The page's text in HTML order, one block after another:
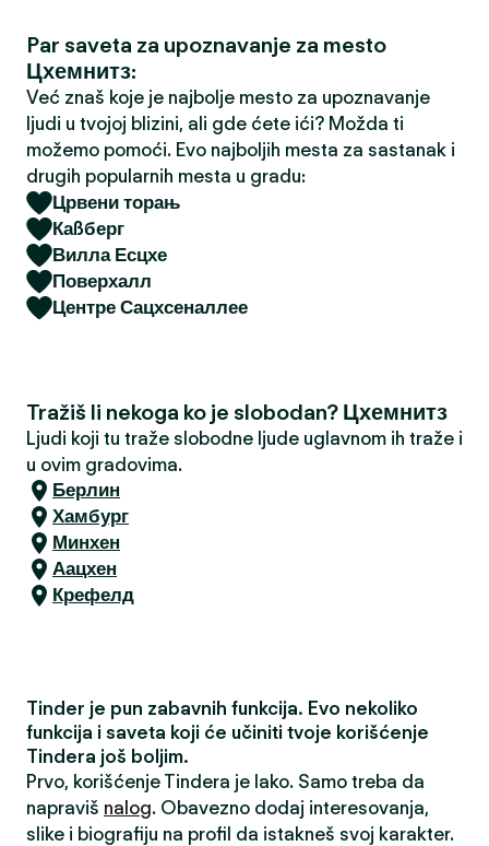
a
Par saveta za upoznavanje za mesto
Цхемнитз:
Već znaš koje je najbolje mesto za upoznavanje
ljudi u tvojoj blizini, ali gde ćete ići? Možda ti
možemo pomoći. Evo najboljih mesta za sastanak i
drugih popularnih mesta u gradu:
Црвени торањ
Каßберг
Вилла Есцхе
Поверхалл
Центре Сацхсеналлее
Tražiš li nekoga ko je slobodan? Цхемнитз
Ljudi koji tu traže slobodne ljude uglavnom ih traže i
u ovim gradovima.
Берлин
Хамбург
Минхен
Аацхен
Крефелд
Tinder je pun zabavnih funkcija. Evo nekoliko
funkcija i saveta koji će učiniti tvoje korišćenje
Tindera još boljim.
Prvo, korišćenje Tindera je lako. Samo treba da
napraviš nalog. Obavezno dodaj interesovanja,
slike i biografiju na profil da istakneš svoj karakter.